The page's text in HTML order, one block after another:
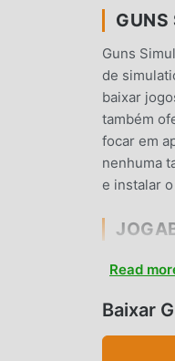
GUNS
Guns
de
baixar
também
focar em
nenhuma
e instalar
Guns
tutorial
de jogos
Read
Baixar